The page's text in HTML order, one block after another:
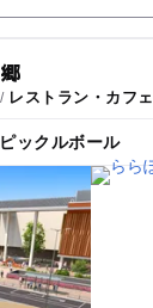
レストラン・カフェ
ックルボール